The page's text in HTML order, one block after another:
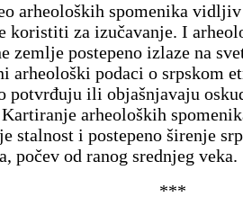
arheoloških spomenika
koristiti za izučavanje. I
zemlje postepeno izlaze na
arheološki podaci o srpskom
potvrđuju ili objašnjavaju
arheoloških
stalnost i postepeno širenje
počev od ranog srednjeg veka.
***